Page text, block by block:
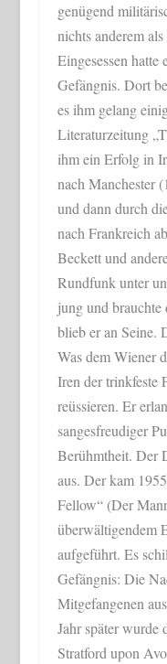
genügend
nichts anderem
Eingesessen
Gefängnis. Dort
es ihm gelang
Literaturzeitung
ihm ein Erfolg in
nach Manchester
und dann durch
nach Frankreich
Beckett und
Rundfunk unter
jung und brauchte
blieb er an Seine.
Was dem Wiener
Iren der trinkfeste
reüssieren. Er
sangesfreudiger
Berühmtheit. Der
aus. Der kam
Fellow“ (Der
überwältigendem
aufgeführt. Es
Gefängnis: Die
Mitgefangenen
Jahr später wurde
Stratford upon